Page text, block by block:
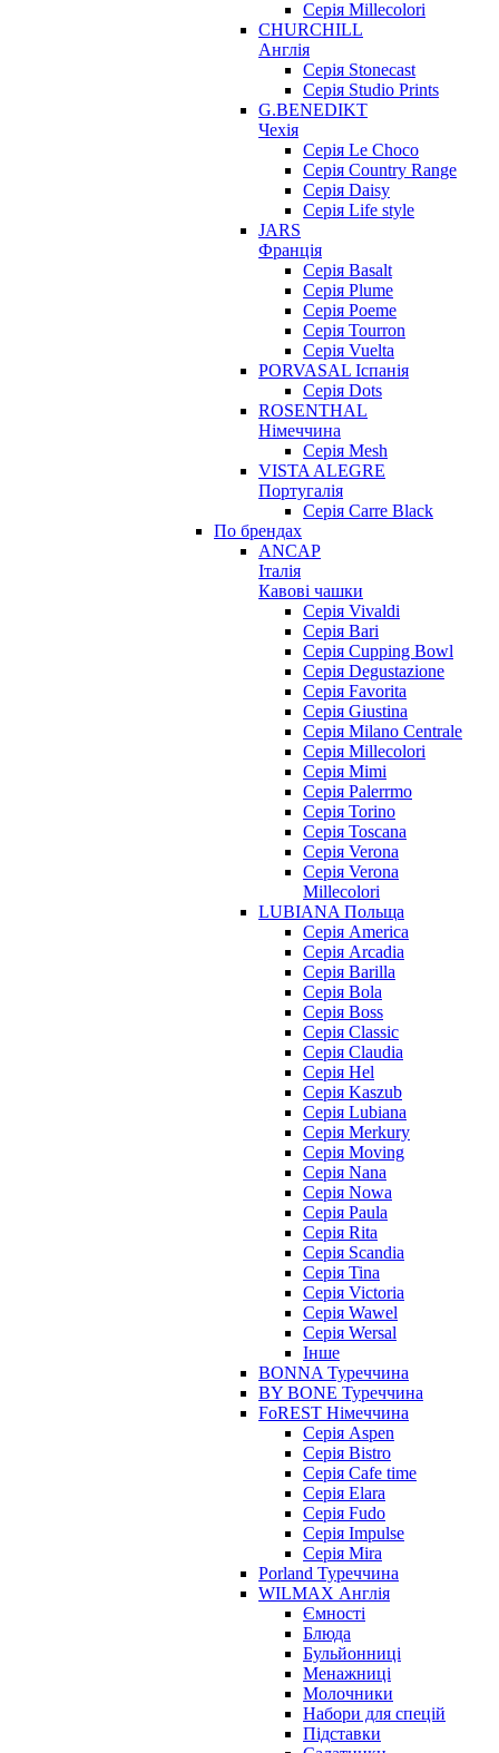
Серія Millecolori
CHURCHILL
Англія
Серія Stonecast
Серія Studio Prints
G.BENEDIKT
Чехія
Cерія Le Choco
Серія Country Range
Серія Daisy
Серія Life style
JARS
Франція
Серія Basalt
Серія Plume
Серія Poeme
Серія Tourron
Серія Vuelta
PORVASAL Іспанія
Серія Dots
ROSENTHAL
Німеччина
Серія Mesh
VISTA ALEGRE
Португалія
Серія Carre Black
По брендах
ANCAP
Італія
Кавові чашки
Cерія Vivaldi
Серія Bari
Серія Cupping Bowl
Серія Degustazione
Серія Favorita
Серія Giustina
Серія Milano Centrale
Серія Millecolori
Серія Mimi
Серія Palerrmo
Серія Torino
Серія Toscana
Серія Verona
Серія Verona
Millecolori
LUBIANA Польща
Серія America
Серія Arcadia
Серія Barilla
Серія Bola
Серія Boss
Серія Classic
Серія Claudia
Серія Hel
Серія Kaszub
Серія Lubiana
Серія Merkury
Серія Moving
Серія Nana
Серія Nowa
Серія Paula
Серія Rita
Серія Scandia
Серія Tina
Серія Victoria
Серія Wawel
Серія Wersal
Інше
BONNA Туреччина
BY BONE Туреччина
FoREST Німеччина
Серія Aspen
Серія Bistro
Серія Cafe time
Серія Elara
Серія Fudo
Серія Impulse
Серія Mira
Porland Туреччина
WILMAX Англія
Ємності
Блюда
Бульйонниці
Менажниці
Молочники
Набори для спецій
Підставки